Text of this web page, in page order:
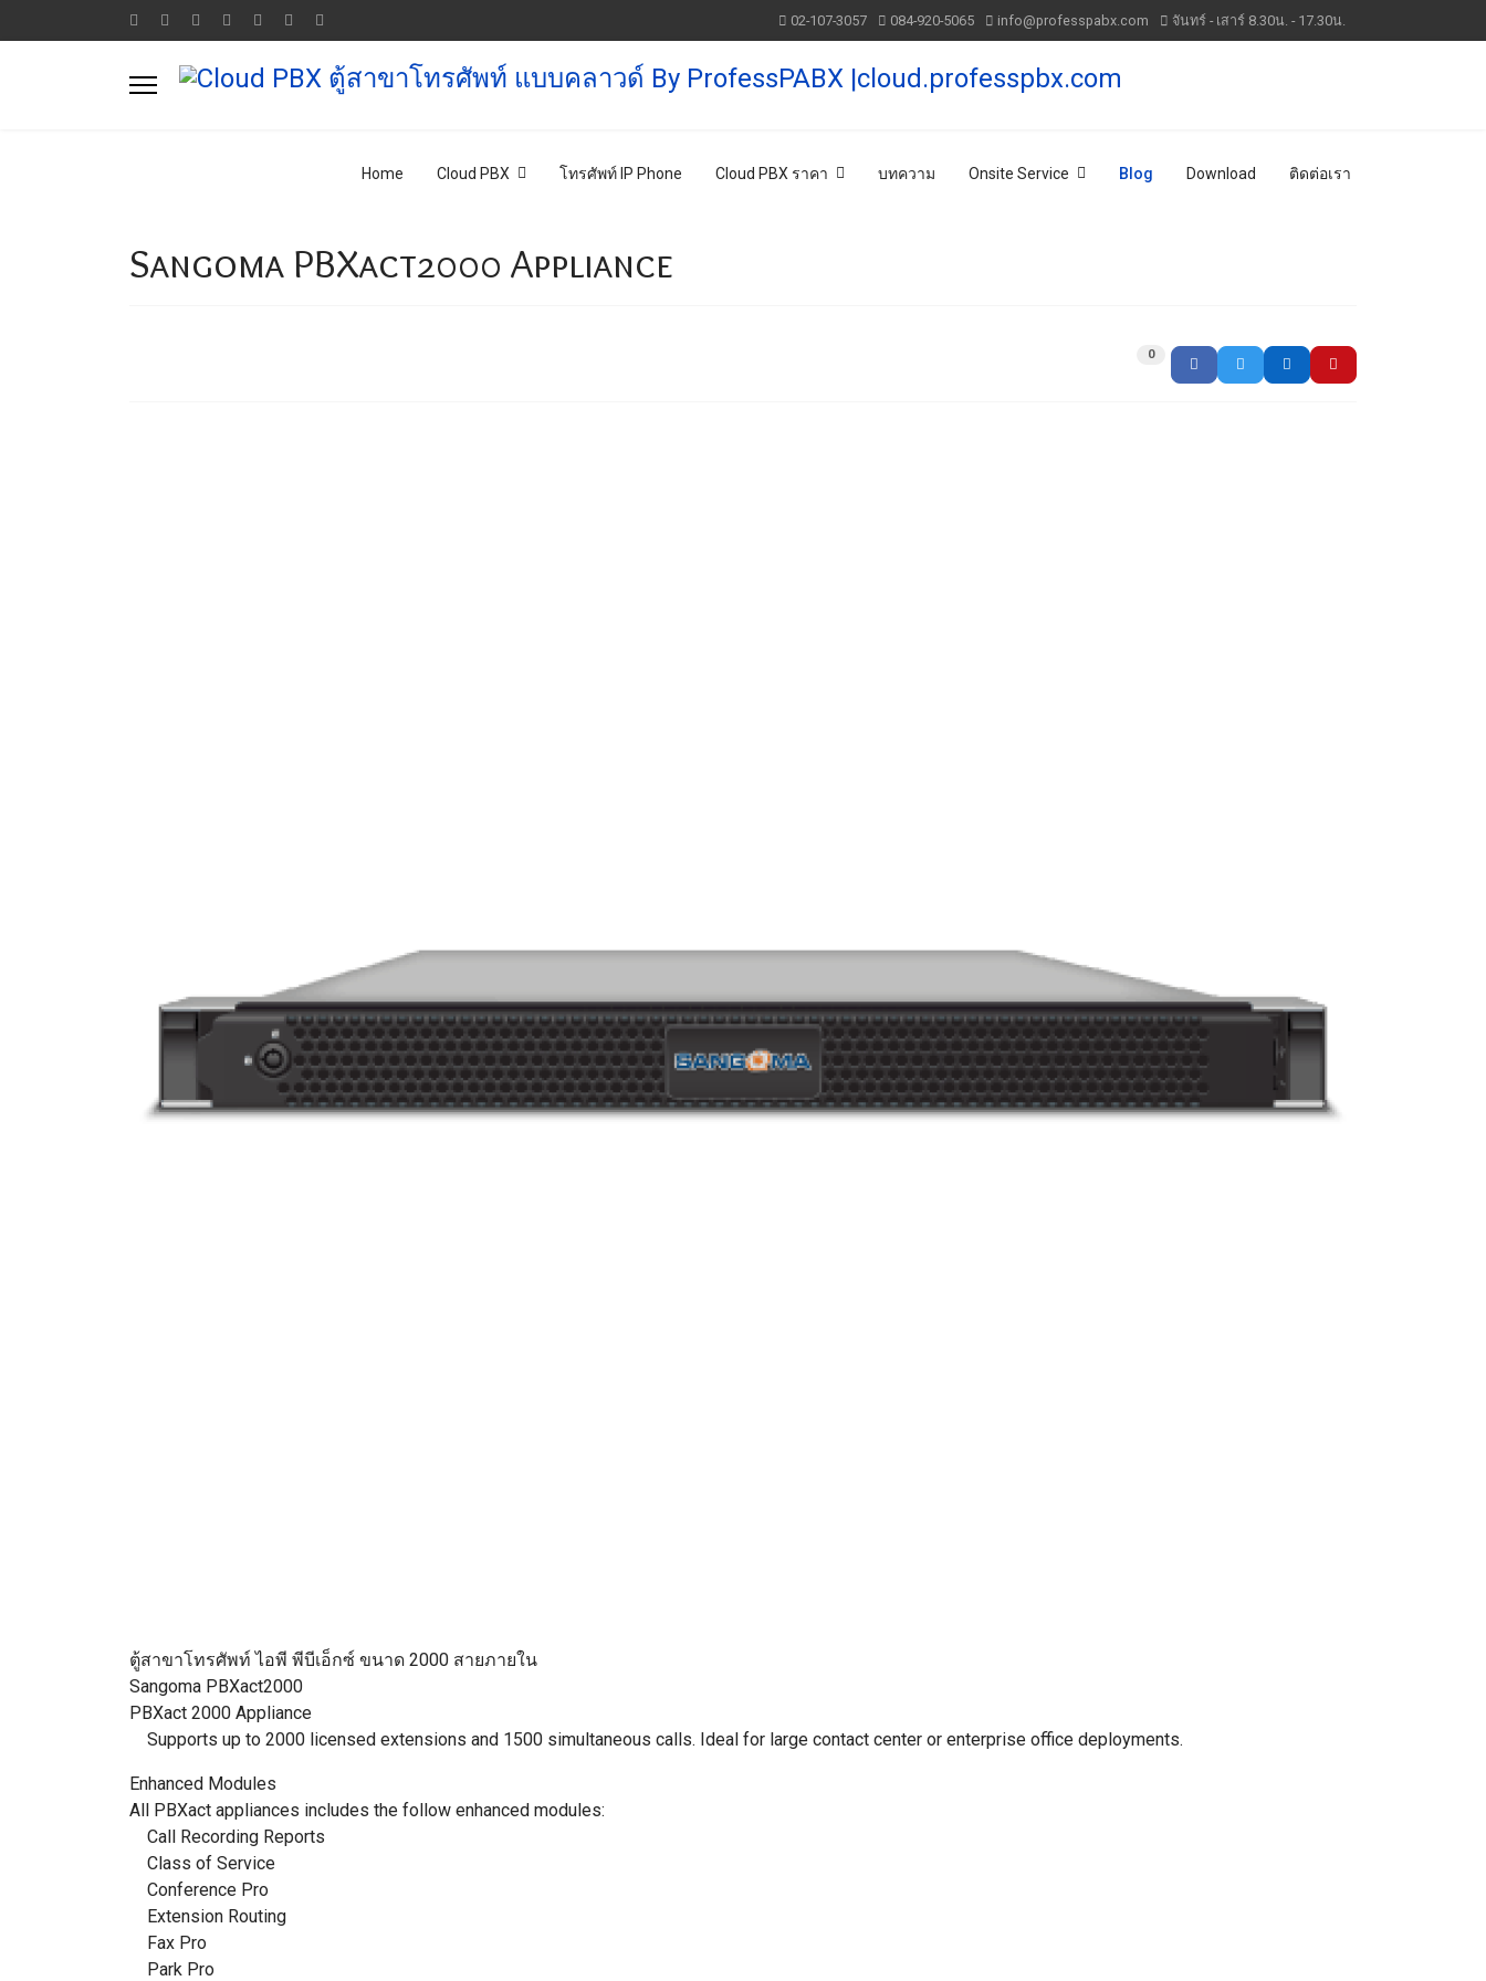
02-107-3057 084-920-5065 info@professpabx.com จันทร์ - เสาร์ 8.30น. - 17.30น.
Home Cloud PBX โทรศัพท์ IP Phone Cloud PBX ราคา บทความ Onsite Service Blog Download ติดต่อเรา
Sangoma PBXact2000 Appliance
0
ตู้สาขาโทรศัพท์ ไอพี พีบีเอ็กซ์ ขนาด 2000 สายภายใน
Sangoma PBXact2000
PBXact 2000 Appliance
Supports up to 2000 licensed extensions and 1500 simultaneous calls. Ideal for large contact center or enterprise office deployments.
Enhanced Modules
All PBXact appliances includes the follow enhanced modules:
Call Recording Reports
Class of Service
Conference Pro
Extension Routing
Fax Pro
Park Pro